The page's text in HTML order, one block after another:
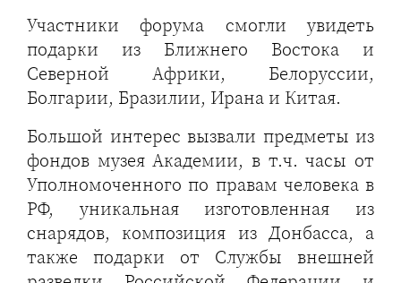
Участники форума смогли увидеть
подарки из Ближнего Востока и
Северной Африки, Белоруссии,
Болгарии, Бразилии, Ирана и Китая.
Большой интерес вызвали предметы из
фондов музея Академии, в т.ч. часы от
Уполномоченного по правам человека в
РФ, уникальная изготовленная из
снарядов, композиция из Донбасса, а
также подарки от Службы внешней